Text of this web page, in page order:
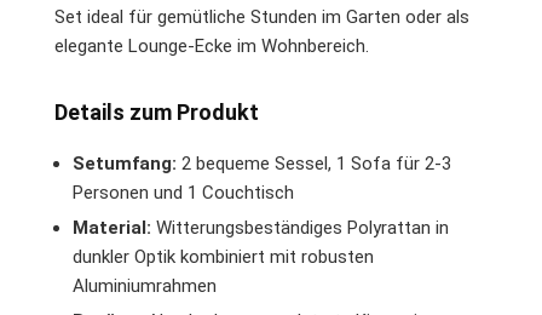
Set ideal für gemütliche Stunden im Garten oder als
elegante Lounge-Ecke im Wohnbereich.
Details zum Produkt
Setumfang: 2 bequeme Sessel, 1 Sofa für 2-3
Personen und 1 Couchtisch
Material: Witterungsbeständiges Polyrattan in
dunkler Optik kombiniert mit robusten
Aluminiumrahmen